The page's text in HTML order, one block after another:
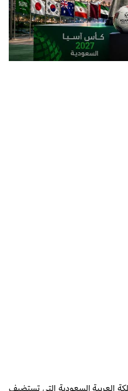
العربية السعودية التي تستضيف